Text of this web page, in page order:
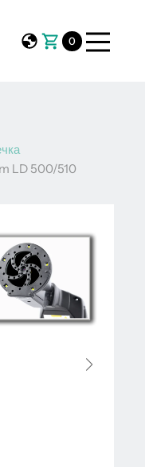
0
LD 500/510